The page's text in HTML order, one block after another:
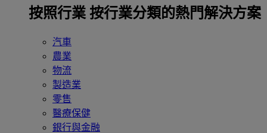
按照行業 按行業分類的熱門解決方案
汽車
農業
物流
製造業
零售
醫療保健
銀行與金融